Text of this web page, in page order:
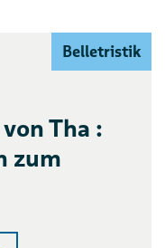
Belletristik
Tha :
zum